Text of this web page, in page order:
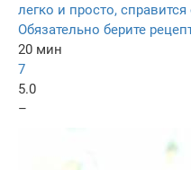
легко и просто,
Обязательно берите
20 мин
7
5.0
–